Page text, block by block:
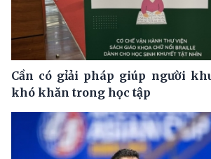
Cần có gỉải pháp giúp người
khó khăn trong học tập